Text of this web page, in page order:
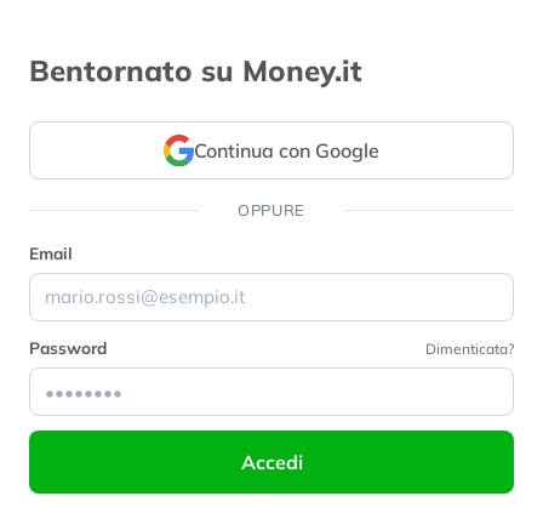
Bentornato su Money.it
Continua con Google
OPPURE
Email
Password Dimenticata?
Accedi